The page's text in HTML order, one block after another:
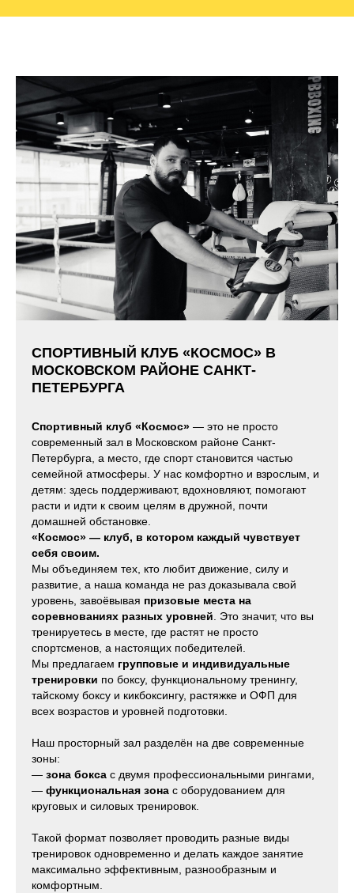
СПОРТИВНЫЙ КЛУБ «КОСМОС» В
МОСКОВСКОМ РАЙОНЕ САНКТ-
ПЕТЕРБУРГА
Спортивный клуб «Космос» — это не просто
современный зал в Московском районе Санкт-
Петербурга, а место, где спорт становится частью
семейной атмосферы. У нас комфортно и взрослым, и
детям: здесь поддерживают, вдохновляют, помогают
расти и идти к своим целям в дружной, почти
домашней обстановке.
«Космос» — клуб, в котором каждый чувствует
себя своим.
Мы объединяем тех, кто любит движение, силу и
развитие, а наша команда не раз доказывала свой
уровень, завоёвывая призовые места на
соревнованиях разных уровней. Это значит, что вы
тренируетесь в месте, где растят не просто
спортсменов, а настоящих победителей.
Мы предлагаем групповые и индивидуальные
тренировки по боксу, функциональному тренингу,
тайскому боксу и кикбоксингу, растяжке и ОФП для
всех возрастов и уровней подготовки.
Наш просторный зал разделён на две современные
зоны:
— зона бокса с двумя профессиональными рингами,
— функциональная зона с оборудованием для
круговых и силовых тренировок.
Такой формат позволяет проводить разные виды
тренировок одновременно и делать каждое занятие
максимально эффективным, разнообразным и
комфортным.